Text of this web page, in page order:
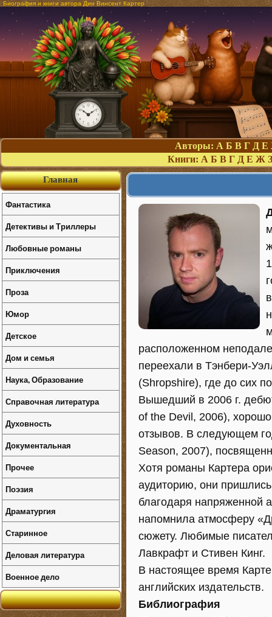
Биография и книги автора Дин Винсент Картер
Авторы: А Б В Г Д Е
Книги: А Б В Г Д Е Ж З
расположенном
переехали в Тэнбери-
(Shropshire), где до сих
Вышедший в 2006 г.
of the Devil, 2006),
отзывов. В следующем
Season, 2007),
Хотя романы Картера
аудиторию, они
благодаря напряженной
напомнила атмосферу
сюжету. Любимые
Лавкрафт и Стивен Кинг.
В настоящее время
английских издательств.
Библиография
Главная
Фантастика
Детективы и Триллеры
Любовные романы
Приключения
Проза
Юмор
Детское
Дом и семья
Наука, Образование
Справочная литература
Духовность
Документальная
Прочее
Поэзия
Драматургия
Старинное
Деловая литература
Военное дело